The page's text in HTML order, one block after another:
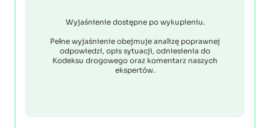
Wyjaśnienie dostępne po wykupieniu.
Pełne wyjaśnienie obejmuje analizę poprawnej
odpowiedzi, opis sytuacji, odniesienia do
Kodeksu drogowego oraz komentarz naszych
ekspertów.